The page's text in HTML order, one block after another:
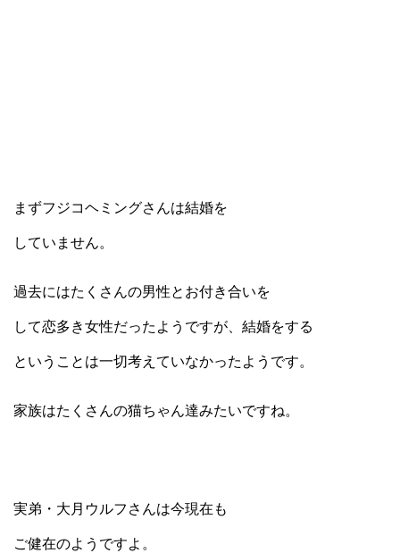
まずフジコヘミングさんは結婚を
していません。
過去にはたくさんの男性とお付き合いを
して恋多き女性だったようですが、結婚をする
ということは一切考えていなかったようです。
家族はたくさんの猫ちゃん達みたいですね。
実弟・大月ウルフさんは今現在も
ご健在のようですよ。